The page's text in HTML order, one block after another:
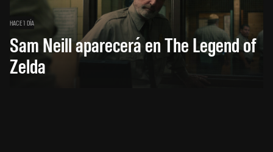
HACE 1 DÍA
Sam Neill aparecerá en The Legend of
Zelda